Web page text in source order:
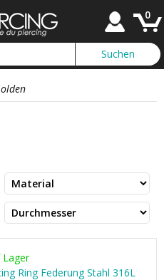
0
Lager
Ring Federung Stahl 316L